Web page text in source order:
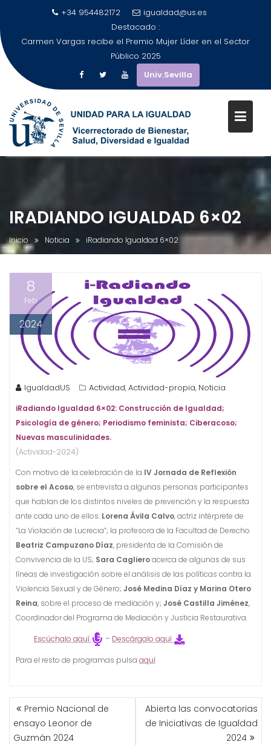
+34 954482172
igualdad@us.es
Destacado :
Carmen Vargas recibe el Premio Mujer Líder en el Sector
Público 2025
Univ.Sevilla
IRADIANDO IGUALDAD 6×02
Inicio Noticia iRadiando Igualdad 6×02
8
Feb
2024
IgualdadUS Actividad,Actividad-propia, Noticia
iRadiando Igualdad 6×02: Construcción de Igualdad;
Psicología de género; Periodismo feminista; Ciberacoso;
Nuevas masculinidades.
(Actividad-2024)
Con motivo de la celebración de la IV Jornada de Reflexión
sobre el Acoso, se entrevista a algunas personas participantes
que hablan de los distintos niveles de prevención y la respuesta
ante cada uno de ellos: Lorena Ávila Calvo, actriz intérprete de
“La Violación de Lucrecia”; la profesora de la Facultad de Derecho
Beatriz Campuzano Díaz, presidenta de la Comisión de
Convivencia de la US; Sara Caglieroacerca de algunas de sus
líneas de investigación sobre el análisis de las políticas contra la
Violencia Sexual y de Género; José Medina Díaz y Marina Otero
Reina, sobre el proceso de mediación y; José Castilla Jiménez,
Coordinador del Programa de Mediación y Justicia Restaurativa.
Escúchalo aquí – Descárgalo aquí
Para el resto de programas pulsa aquí
NAVEGACIÓN
DE
ENTRADAS
Premio Nacional de
ensayo Leonor de
Guzmán 2024
Abierta las convocatorias
de Iniciativas de Igualdad
2024